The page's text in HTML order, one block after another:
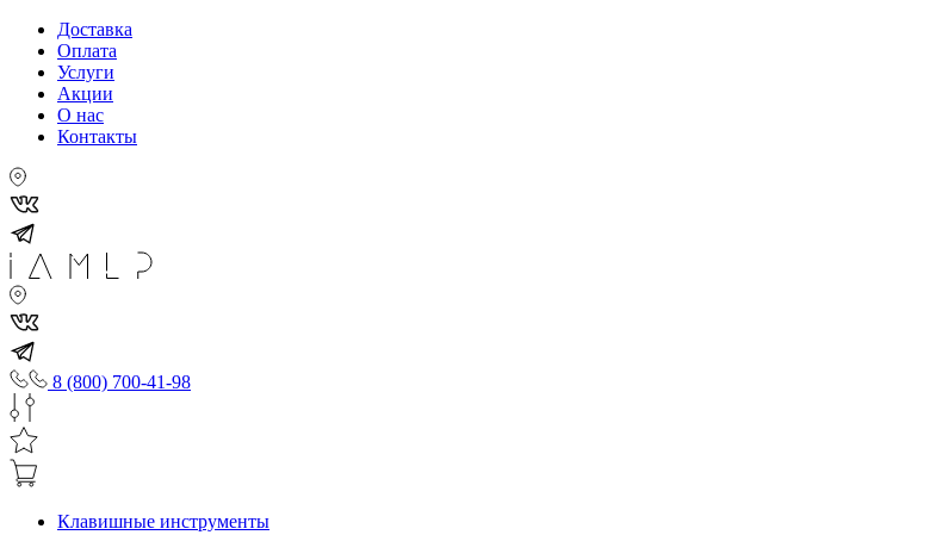
Доставка
Оплата
Услуги
Акции
О нас
Контакты
8 (800) 700-41-98
Клавишные инструменты